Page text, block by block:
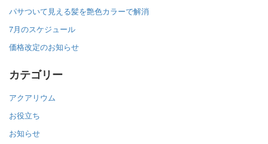
パサついて見える髪を艶色カラーで解消
7月のスケジュール
価格改定のお知らせ
カテゴリー
アクアリウム
お役立ち
お知らせ